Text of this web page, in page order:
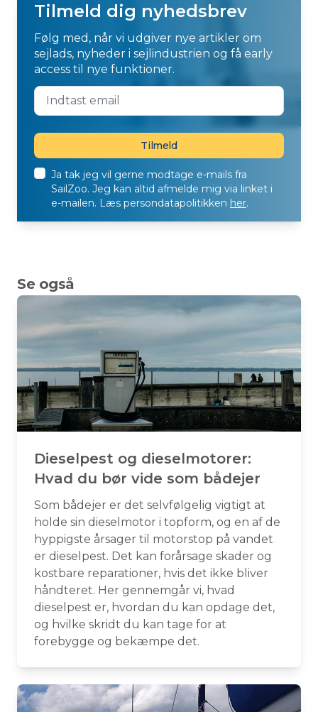
Tilmeld dig nyhedsbrev
Følg med, når vi udgiver nye artikler om
sejlads, nyheder i sejlindustrien og få early
access til nye funktioner.
Ja tak jeg vil gerne modtage e-mails fra
SailZoo. Jeg kan altid afmelde mig via linket i
e-mailen. Læs persondatapolitikken her.
Se også
Dieselpest og dieselmotorer:
Hvad du bør vide som bådejer
Som bådejer er det selvfølgelig vigtigt at
holde sin dieselmotor i topform, og en af de
hyppigste årsager til motorstop på vandet
er dieselpest. Det kan forårsage skader og
kostbare reparationer, hvis det ikke bliver
håndteret. Her gennemgår vi, hvad
dieselpest er, hvordan du kan opdage det,
og hvilke skridt du kan tage for at
forebygge og bekæmpe det.